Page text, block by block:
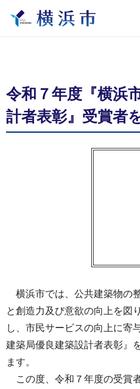
令和７年度『横浜
計者表彰』受賞者
横浜市では、公共建築物の
と創造力及び意欲の向上を図
し、市民サービスの向上に寄
建築局優良建築設計者表彰』
ます。
この度、令和７年度の受賞